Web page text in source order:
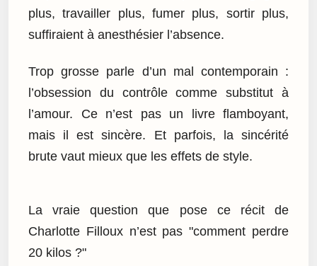
plus, travailler plus, fumer plus, sortir plus,
suffiraient à anesthésier l’absence.
Trop grosse parle d’un mal contemporain :
l’obsession du contrôle comme substitut à
l’amour. Ce n’est pas un livre flamboyant,
mais il est sincère. Et parfois, la sincérité
brute vaut mieux que les effets de style.
La vraie question que pose ce récit de
Charlotte Filloux n’est pas "comment perdre
20 kilos ?"